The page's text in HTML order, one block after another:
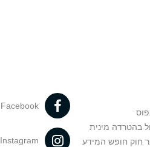
בהטרדה מינית
חוק חופש המידע
Facebook
Instagram